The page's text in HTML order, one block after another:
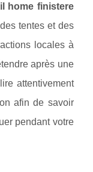
home finistere
tentes et des
locales à
après une
attentivement
afin de savoir
pendant votre